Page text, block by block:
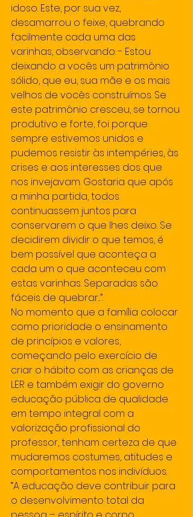
idoso. Este, por sua vez,
desamarrou o feixe, quebrando
facilmente cada uma das
varinhas, observando: - Estou
deixando a vocês um patrimônio
sólido, que eu, sua mãe e os mais
velhos de vocês construímos. Se
este patrimônio cresceu, se tornou
produtivo e forte, foi porque
sempre estivemos unidos e
pudemos resistir às intempéries, às
crises e aos interesses dos que
nos invejavam. Gostaria que após
a minha partida, todos
continuassem juntos para
conservarem o que lhes deixo. Se
decidirem dividir o que temos, é
bem possível que aconteça a
cada um o que aconteceu com
estas varinhas. Separadas são
fáceis de quebrar...”.
No momento que a família colocar
como prioridade o ensinamento
de princípios e valores,
começando pelo exercício de
criar o hábito com as crianças de
LER e também exigir do governo
educação pública de qualidade
em tempo integral com a
valorização profissional do
professor, tenham certeza de que
mudaremos costumes, atitudes e
comportamentos nos indivíduos.
“A educação deve contribuir para
o desenvolvimento total da